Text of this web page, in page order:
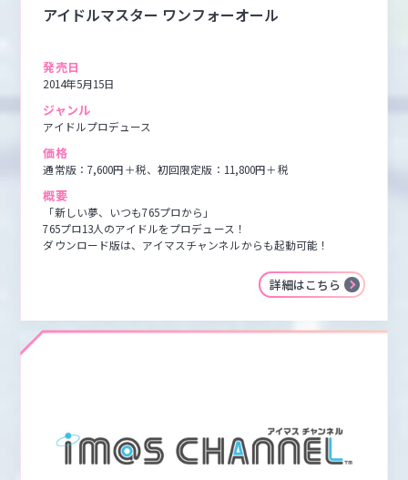
アイドルマスター ワンフォーオール
発売日
2014年5月15日
ジャンル
アイドルプロデュース
価格
通常版：7,600円＋税、初回限定版：11,800円＋税
概要
「新しい夢、いつも765プロから」
765プロ13人のアイドルをプロデュース！
ダウンロード版は、アイマスチャンネルからも起動可能！
詳細はこちら